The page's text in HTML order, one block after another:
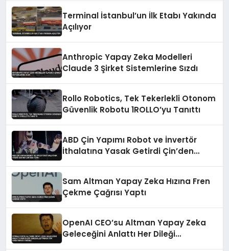
Terminal İstanbul’un İlk Etabı Yakında
Açılıyor
Anthropic Yapay Zeka Modelleri
Claude 3 Şirket Sistemlerine Sızdı
Rollo Robotics, Tek Tekerlekli Otonom
Güvenlik Robotu 1ROLLO’yu Tanıttı
ABD Çin Yapımı Robot ve İnvertör
İthalatına Yasak Getirdi Çin’den
Sam Altman Yapay Zeka Hızına Fren
Çekme Çağrısı Yaptı
OpenAI CEO’su Altman Yapay Zeka
Geleceğini Anlattı Her Dileği